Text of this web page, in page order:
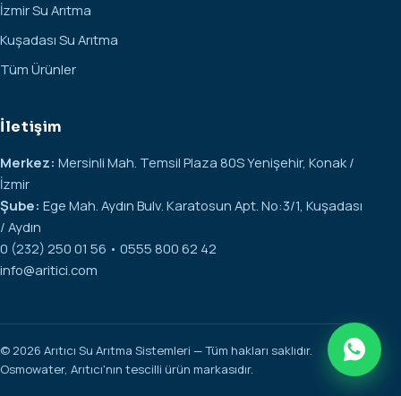
İzmir Su Arıtma
Kuşadası Su Arıtma
Tüm Ürünler
İletişim
Merkez: Mersinli Mah. Temsil Plaza 80S Yenişehir, Konak /
İzmir
Şube: Ege Mah. Aydın Bulv. Karatosun Apt. No:3/1, Kuşadası
/ Aydın
0 (232) 250 01 56 • 0555 800 62 42
info@aritici.com
© 2026 Arıtıcı Su Arıtma Sistemleri — Tüm hakları saklıdır.
Osmowater, Arıtıcı'nın tescilli ürün markasıdır.